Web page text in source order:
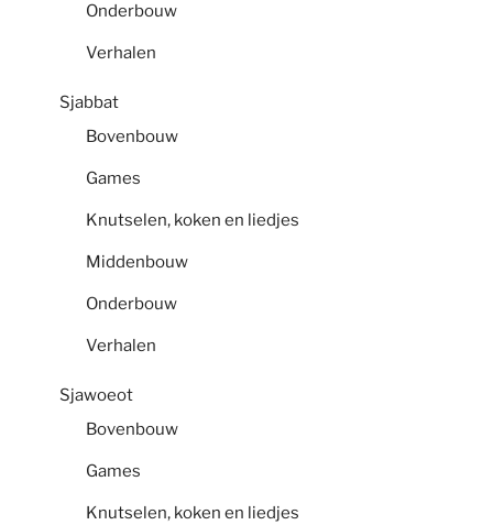
Onderbouw
Verhalen
Sjabbat
Bovenbouw
Games
Knutselen, koken en liedjes
Middenbouw
Onderbouw
Verhalen
Sjawoeot
Bovenbouw
Games
Knutselen, koken en liedjes